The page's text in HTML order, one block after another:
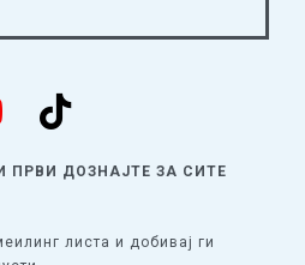
ПРВИ ДОЗНАЈТЕ ЗА СИТЕ
листа и добивај ги